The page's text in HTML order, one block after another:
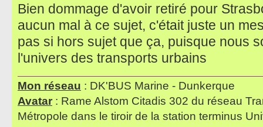
Bien dommage d'avoir retiré pour
aucun mal à ce sujet, c'était juste un
pas si hors sujet que ça, puisque nous
l'univers des transports urbains
Mon réseau : DK'BUS Marine - Dunkerque
Avatar : Rame Alstom Citadis 302 du réseau
Métropole dans le tiroir de la station terminus